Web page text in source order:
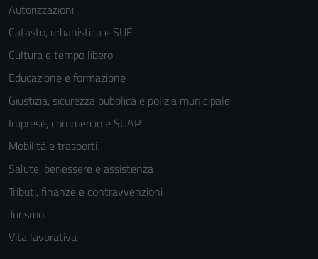
Autorizzazioni
Catasto, urbanistica e SUE
Cultura e tempo libero
Educazione e formazione
Giustizia, sicurezza pubblica e polizia municipale
Imprese, commercio e SUAP
Mobilità e trasporti
Salute, benessere e assistenza
Tributi, finanze e contravvenzioni
Turismo
Vita lavorativa